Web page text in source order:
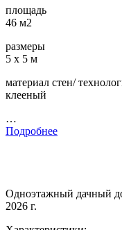
площадь
46 м2
размеры
5 х 5 м
материал стен/
клееный
…
Подробнее
Одноэтажный дачный
2026 г.